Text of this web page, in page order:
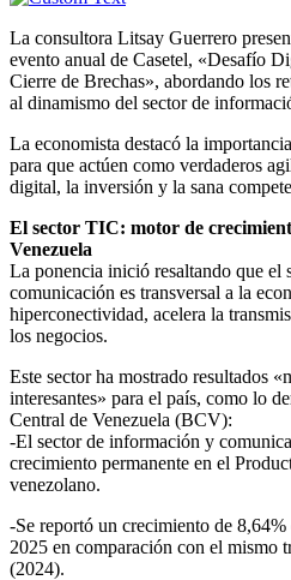
La consultora Litsay Guerrero
evento anual de Casetel, «Desafío
Cierre de Brechas», abordando los
al dinamismo del sector de
La economista destacó la
para que actúen como verdaderos
digital, la inversión y la sana
El sector TIC: motor de
Venezuela
La ponencia inició resaltando que el
comunicación es transversal a la
hiperconectividad, acelera la
los negocios.
Este sector ha mostrado resultados
interesantes» para el país, como lo
Central de Venezuela (BCV):
-El sector de información y
crecimiento permanente en el
venezolano.
-Se reportó un crecimiento de
2025 en comparación con el mismo
(2024).